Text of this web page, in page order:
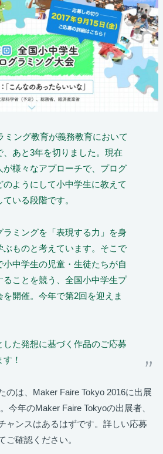
ミング教育が義務教育において
、あと3年を切りました。現在
が様々なアプローチで、プログ
のようにして小中学生に教えて
いる段階です。
ラミングを「表現する力」を身
ぶものと考えています。そこで
小中学生の児童・生徒たちが自
ることを競う、全国小中学生プ
を開催。今年で第2回を迎えま
した発想に基づく作品のご応募
！
のは、Maker Faire Tokyo 2016に出展
今年のMaker Faire Tokyoの出展者、
ャンスはあるはずです。詳しい応募
ご確認ください。